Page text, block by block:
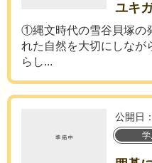
ユキ
①縄文時代の雪谷貝塚の
れた自然を大切にしなが
らし...
公開日